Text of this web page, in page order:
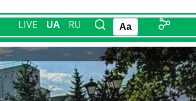
LIVE UA RU Aa